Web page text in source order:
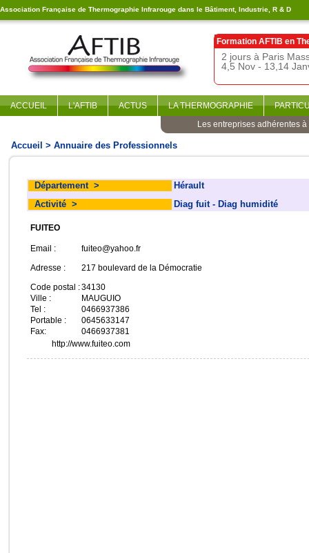
Association Française de Thermographie Infrarouge dans le Bâtiment, Industrie, R & D
Formation AFTIB en
2 jours à Paris
4,5 Nov - 13,14
ACCUEIL L'AFTIB ACTUS LA THERMOGRAPHIE
Les entreprises adhérentes à
Accueil > Annuaire des Professionnels
Département >
Hérault
Activité > Diag fuit - Diag humidité
FUITEO
Email :
fuiteo@yahoo.fr
Adresse :
217 boulevard de la Démocratie
Code postal :34130
Ville :
MAUGUIO
Tel :
0466937386
Portable :
0645633147
Fax:
0466937381
http://www.fuiteo.com